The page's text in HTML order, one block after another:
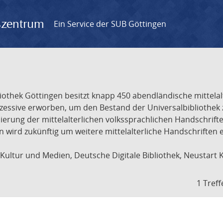
Ein Service der SUB Göttingen
Göttingen besitzt knapp 450 abendländische
erworben, um den Bestand der
der mittelalterlichen volkssprachlichen
wird zukünftig um weitere mittelalterliche Handschriften
und Medien, Deutsche Digitale Bibliothek, Neustart
1